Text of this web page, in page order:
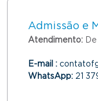
Admissão e
Atendimento:
E-mail :
WhatsApp: 21